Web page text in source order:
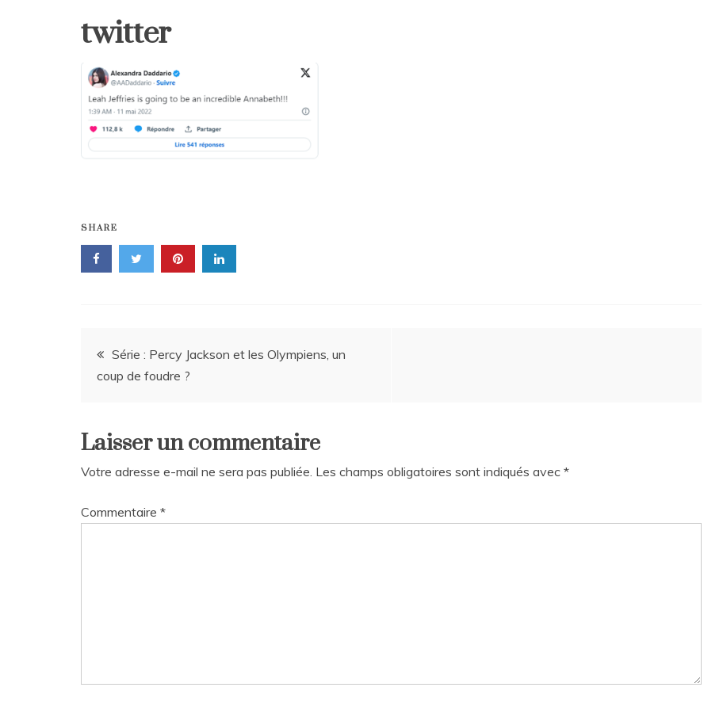
twitter
SHARE
Navigation
de
l’article
Série : Percy Jackson et les Olympiens, un
coup de foudre ?
Laisser un commentaire
Votre adresse e-mail ne sera pas publiée. Les champs obligatoires sont indiqués avec *
Commentaire *